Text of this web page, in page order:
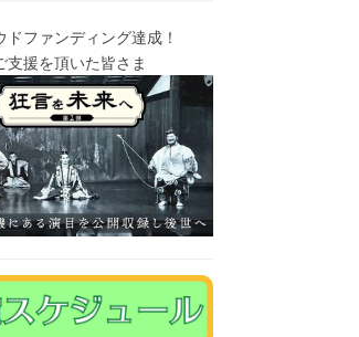
ドファンディング達成！
支援を頂いた皆さま